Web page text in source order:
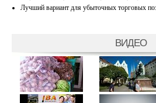
Лучший вариант для убыточных торговых
ВИДЕО